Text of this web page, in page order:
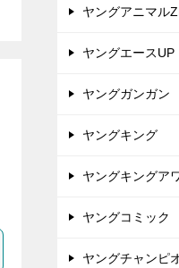
ヤングアニマル
ヤングエースUP
ヤングガンガン
ヤングキング
ヤングキングア
ヤングコミック
ヤングチャンピ